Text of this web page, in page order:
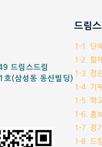
드림스드림
(삼성동 동신빌딩)
드림
1-1. 단
1-2. 함
1-3. 정
1-4. 기
1-5. 학
1-6. 홍
1-7. 정
1-8. 드